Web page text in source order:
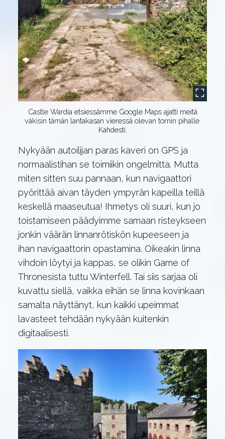
Castle Wardia etsiessämme Google Maps ajatti meitä
väkisin tämän lantakasan vieressä olevan tornin pihalle.
Kahdesti.
Nykyään autoilijan paras kaveri on GPS ja
normaalistihan se toimiikin ongelmitta. Mutta
miten sitten suu pannaan, kun navigaattori
pyörittää aivan täyden ympyrän kapeilla teillä
keskellä maaseutua! Ihmetys oli suuri, kun jo
toistamiseen päädyimme samaan risteykseen
jonkin väärän linnanrötiskön kupeeseen ja
ihan navigaattorin opastamina. Oikeakin linna
vihdoin löytyi ja kappas, se olikin Game of
Thronesista tuttu Winterfell. Tai siis sarjaa oli
kuvattu siellä, vaikka eihän se linna kovinkaan
samalta näyttänyt, kun kaikki upeimmat
lavasteet tehdään nykyään kuitenkin
digitaalisesti.